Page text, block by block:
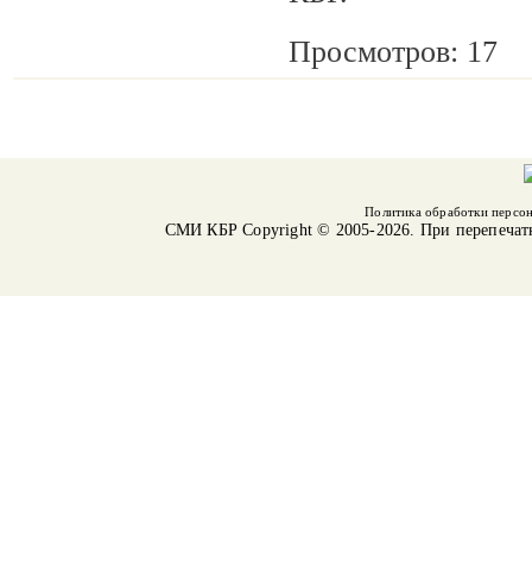
Просмотров: 17
Политика обработки
СМИ КБРCopyright © 2005-2026. При